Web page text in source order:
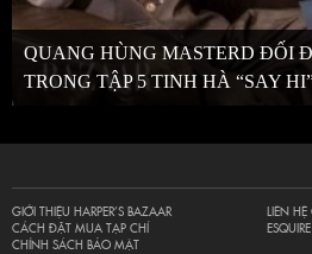
QUANG HÙNG MASTERD ĐỐI
TRONG TẬP 5 TINH HÀ “SAY
GIỚI THIỆU HARPER’S BAZAAR
CÁCH ĐẶT MUA TẠP CHÍ
CHÍNH SÁCH BẢO MẬT
LIÊN